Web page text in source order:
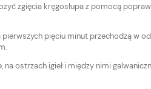
zgięcia kręgosłupa z pomocą
pięciu minut przechodzą w
ostrzach igieł i między nimi